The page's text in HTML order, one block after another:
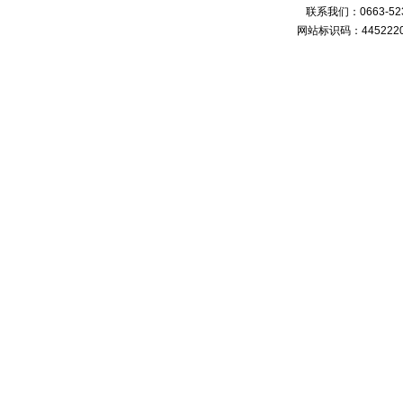
联系我们：0663-
网站标识码：